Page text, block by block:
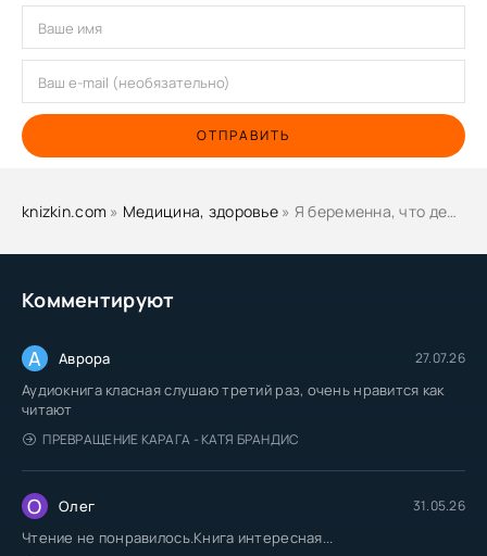
Комментируют
А Аврора 27.07.26
Аудиокнига класная слушаю третий раз, очень нравится как
читают
ПРЕВРАЩЕНИЕ КАРАГА - КАТЯ БРАНДИС
О Олег 31.05.26
Чтение не понравилось.Книга интересная...
ОТПРАВИТЬ
knizkin.com » Медицина, здоровье» Я беременна, что делать? - Ольга Белоконь